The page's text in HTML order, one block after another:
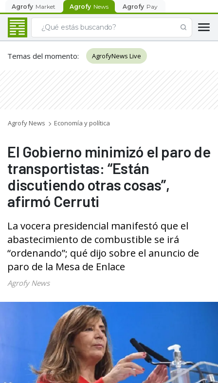
Agrofy Market Agrofy News Agrofy Pay
Temas del momento: AgrofyNews Live
Agrofy News Economía y política
El Gobierno minimizó el paro de
transportistas: “Están
discutiendo otras cosas”,
afirmó Cerruti
La vocera presidencial manifestó que el
abastecimiento de combustible se irá
“ordenando”; qué dijo sobre el anuncio de
paro de la Mesa de Enlace
Agrofy News